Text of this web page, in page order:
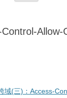
Allow-
域(三)：Access-